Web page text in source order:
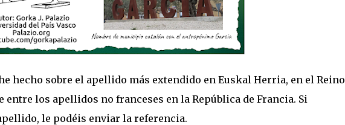
hecho sobre el apellido más extendido en Euskal Herria, en el Reino
entre los apellidos no franceses en la República de Francia. Si
le podéis enviar la referencia.